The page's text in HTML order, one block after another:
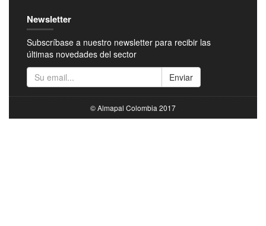
Newsletter
Subscríbase a nuestro newsletter para recibir las
últimas novedades del sector
Enviar
© Almapal Colombia 2017